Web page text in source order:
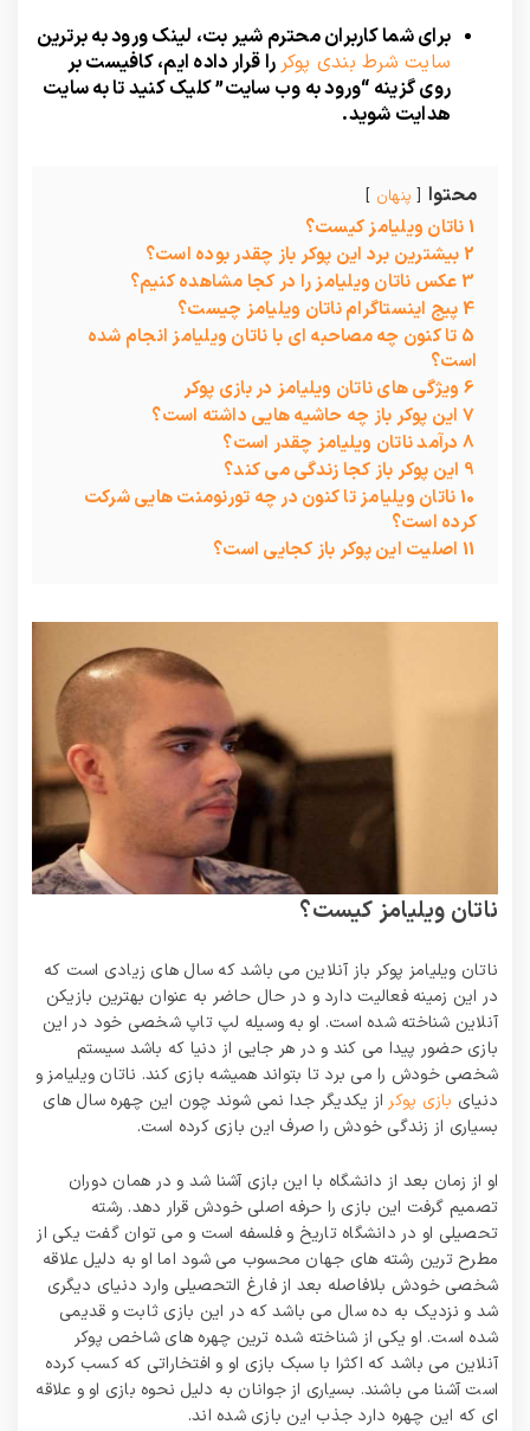
برای شما کاربران محترم شیر بت، لینک ورود به برترین
سایت شرط بندی پوکر را قرار داده ایم، کافیست بر
روی گزینه “ورود به وب سایت” کلیک کنید تا به سایت
هدایت شوید.
محتوا پنهان
1ناتان ویلیامز کیست؟
2بیشترین برد این پوکر باز چقدر بوده است؟
3عکس ناتان ویلیامز را در کجا مشاهده کنیم؟
4پیج اینستاگرام ناتان ویلیامز چیست؟
5 تا کنون چه مصاحبه ای با ناتان ویلیامز انجام شده
است؟
6 ویژگی های ناتان ویلیامز در بازی پوکر
7 این پوکر باز چه حاشیه هایی داشته است؟
8 درآمد ناتان ویلیامز چقدر است؟
9 این پوکر باز کجا زندگی می کند؟
10ناتان ویلیامز تا کنون در چه تورنومنت هایی شرکت
کرده است؟
11 اصلیت این پوکر باز کجایی است؟
ناتان ویلیامز کیست؟
ناتان ویلیامز پوکر باز آنلاین می باشد که سال های زیادی است که
در این زمینه فعالیت دارد و در حال حاضر به عنوان بهترین بازیکن
آنلاین شناخته شده است. او به وسیله لپ تاپ شخصی خود در این
بازی حضور پیدا می کند و در هر جایی از دنیا که باشد سیستم
شخصی خودش را می برد تا بتواند همیشه بازی کند. ناتان ویلیامز و
دنیای بازی پوکر از یکدیگر جدا نمی شوند چون این چهره سال های
بسیاری از زندگی خودش را صرف این بازی کرده است.
او از زمان بعد از دانشگاه با این بازی آشنا شد و در همان دوران
تصمیم گرفت این بازی را حرفه اصلی خودش قرار دهد. رشته
تحصیلی او در دانشگاه تاریخ و فلسفه است و می توان گفت یکی از
مطرح ترین رشته های جهان محسوب می شود اما او به دلیل علاقه
شخصی خودش بلافاصله بعد از فارغ التحصیلی وارد دنیای دیگری
شد و نزدیک به ده سال می باشد که در این بازی ثابت و قدیمی
شده است. او یکی از شناخته شده ترین چهره های شاخص پوکر
آنلاین می باشد که اکثرا با سبک بازی او و افتخاراتی که کسب کرده
است آشنا می باشند. بسیاری از جوانان به دلیل نحوه بازی او و علاقه
ای که این چهره دارد جذب این بازی شده اند.